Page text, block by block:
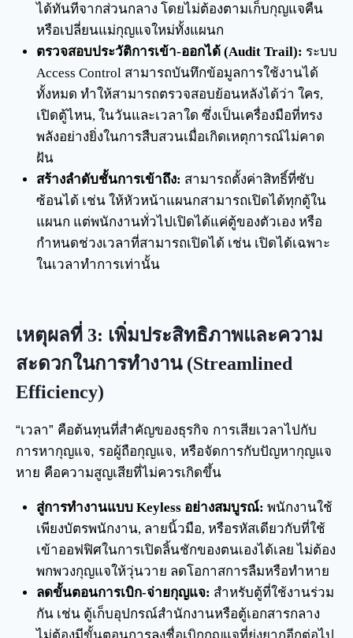
ได้ทันทีจากส่วนกลาง โดยไม่ต้องตามเก็บกุญแจคืน
หรือเปลี่ยนแม่กุญแจใหม่ทั้งแผนก
ตรวจสอบประวัติการเข้า-ออกได้ (Audit Trail): ระบบ
Access Control สามารถบันทึกข้อมูลการใช้งานได้
ทั้งหมด ทำให้สามารถตรวจสอบย้อนหลังได้ว่า ใคร,
เปิดตู้ไหน, ในวันและเวลาใด ซึ่งเป็นเครื่องมือที่ทรง
พลังอย่างยิ่งในการสืบสวนเมื่อเกิดเหตุการณ์ไม่คาด
ฝัน
สร้างลำดับชั้นการเข้าถึง: สามารถตั้งค่าสิทธิ์ที่ซับ
ซ้อนได้ เช่น ให้หัวหน้าแผนกสามารถเปิดได้ทุกตู้ใน
แผนก แต่พนักงานทั่วไปเปิดได้แค่ตู้ของตัวเอง หรือ
กำหนดช่วงเวลาที่สามารถเปิดได้ เช่น เปิดได้เฉพาะ
ในเวลาทำการเท่านั้น
เหตุผลที่ 3: เพิ่มประสิทธิภาพและความ
สะดวกในการทำงาน (Streamlined
Efficiency)
“เวลา” คือต้นทุนที่สำคัญของธุรกิจ การเสียเวลาไปกับ
การหากุญแจ, รอผู้ถือกุญแจ, หรือจัดการกับปัญหากุญแจ
หาย คือความสูญเสียที่ไม่ควรเกิดขึ้น
สู่การทำงานแบบ Keyless อย่างสมบูรณ์: พนักงานใช้
เพียงบัตรพนักงาน, ลายนิ้วมือ, หรือรหัสเดียวกับที่ใช้
เข้าออฟฟิศในการเปิดลิ้นชักของตนเองได้เลย ไม่ต้อง
พกพวงกุญแจให้วุ่นวาย ลดโอกาสการลืมหรือทำหาย
ลดขั้นตอนการเบิก-จ่ายกุญแจ: สำหรับตู้ที่ใช้งานร่วม
กัน เช่น ตู้เก็บอุปกรณ์สำนักงานหรือตู้เอกสารกลาง
ไม่ต้องมีขั้นตอนการลงชื่อเบิกกุญแจที่ยุ่งยากอีกต่อไป